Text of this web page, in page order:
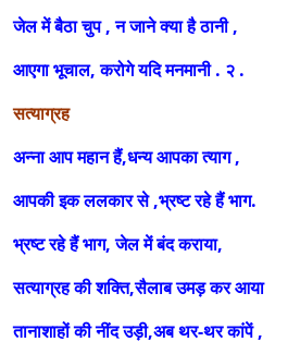
जेल में बैठा चुप , न जाने क्या है ठानी ,
आएगा भूचाल, करोगे यदि मनमानी . २ .
सत्याग्रह
अन्ना आप महान हैं,धन्य आपका त्याग ,
आपकी इक ललकार से ,भ्रष्ट रहे हैं भाग.
भ्रष्ट रहे हैं भाग, जेल में बंद कराया,
सत्याग्रह की शक्ति,सैलाब उमड़ कर आया
तानाशाहों की नींद उड़ी,अब थर-थर कांपें ,